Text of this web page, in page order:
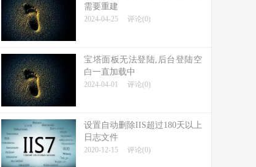
需要重建
2024-04-25 评论(0)
宝塔面板无法登陆,后台登陆空
白一直加载中
2024-04-01 评论(0)
设置自动删除IIS超过180天以上
日志文件
2020-12-15 评论(0)